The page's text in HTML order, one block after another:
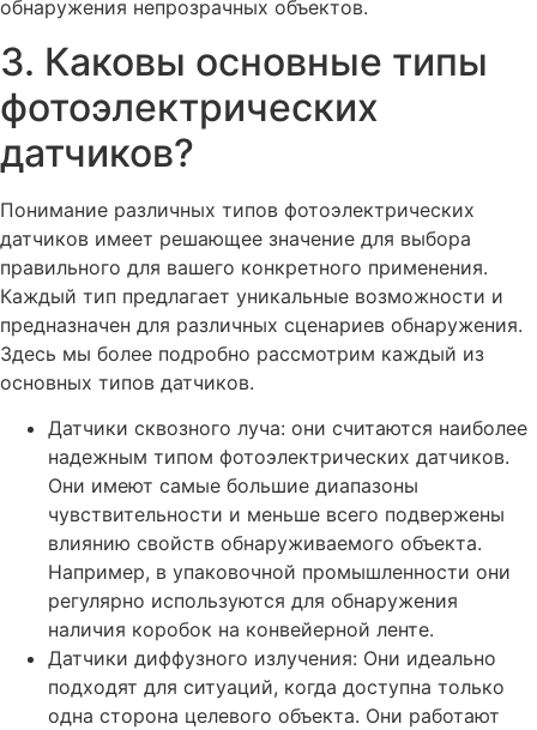
обнаружения непрозрачных объектов.
3. Каковы основные типы
фотоэлектрических
датчиков?
Понимание различных типов фотоэлектрических
датчиков имеет решающее значение для выбора
правильного для вашего конкретного применения.
Каждый тип предлагает уникальные возможности и
предназначен для различных сценариев обнаружения.
Здесь мы более подробно рассмотрим каждый из
основных типов датчиков.
Датчики сквозного луча: они считаются наиболее
надежным типом фотоэлектрических датчиков.
Они имеют самые большие диапазоны
чувствительности и меньше всего подвержены
влиянию свойств обнаруживаемого объекта.
Например, в упаковочной промышленности они
регулярно используются для обнаружения
наличия коробок на конвейерной ленте.
Датчики диффузного излучения: Они идеально
подходят для ситуаций, когда доступна только
одна сторона целевого объекта. Они работают